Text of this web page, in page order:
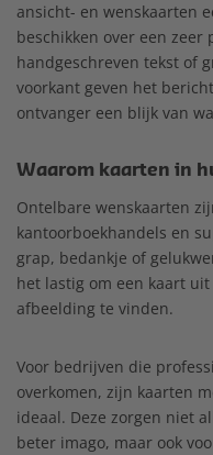
ansicht- en wenskaarten
beschikken over een
handgeschreven tekst of
voorkant geven het
ontvanger een blijk van
Waarom kaarten in
Ontelbare wenskaarten
kantoorboekhandels en
grap, bedankje of
het lastig om een kaart
afbeelding te vinden.
Voor bedrijven die
overkomen, zijn kaarten
ideaal. Deze zorgen niet
beter imago, maar ook